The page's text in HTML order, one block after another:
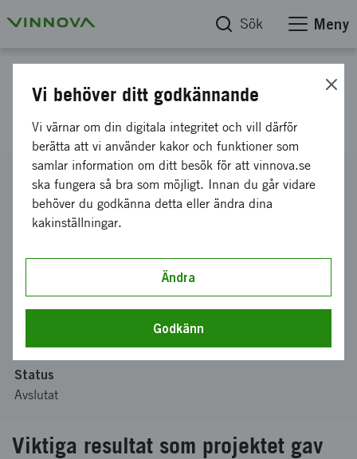
Sök Meny
Sydkorea
Diarienummer
2013-05065
Koordinator
25 000 kronor
november 2013-december 2013
Status
Avslutat
Viktiga resultat som projektet gav
Vi behöver ditt godkännande
Vi värnar om din digitala integritet och vill därför
berätta att vi använder kakor och funktioner som
samlar information om ditt besök för att vinnova.se
ska fungera så bra som möjligt. Innan du går vidare
behöver du godkänna detta eller ändra dina
kakinställningar.
Ändra
Godkänn